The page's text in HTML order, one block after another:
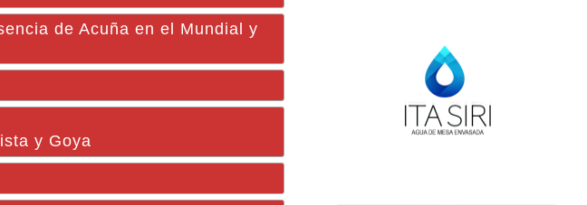
de Acuña en el Mundial y
y Goya